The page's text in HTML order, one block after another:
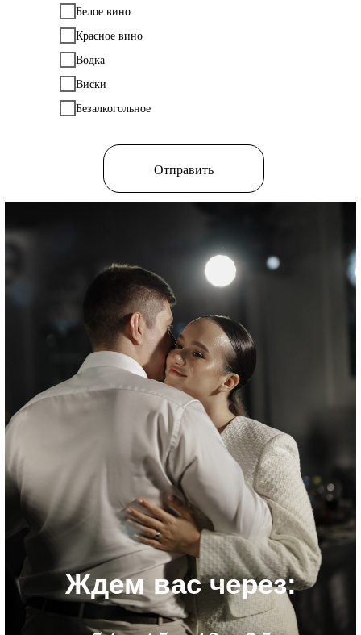
Белое вино
Красное вино
Водка
Виски
Безалкогольное
Отправить
Ждем вас через: